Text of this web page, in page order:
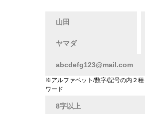
※アルファベット/数字/記号の内２
ワード